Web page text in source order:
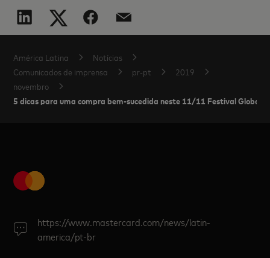
América Latina
Notícias
Comunicados de imprensa
pr-pt
2019
novembro
5 dicas para uma compra bem-sucedida neste 11/11 Festival Global
https://www.mastercard.com/news/latin-
america/pt-br